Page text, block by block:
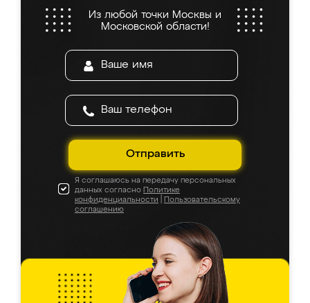
Из любой точки Москвы и
Московской области!
Отправить
Я соглашаюсь на передачу персональных
данных согласно Политике
конфиденциальности
Пользовательскому
соглашению